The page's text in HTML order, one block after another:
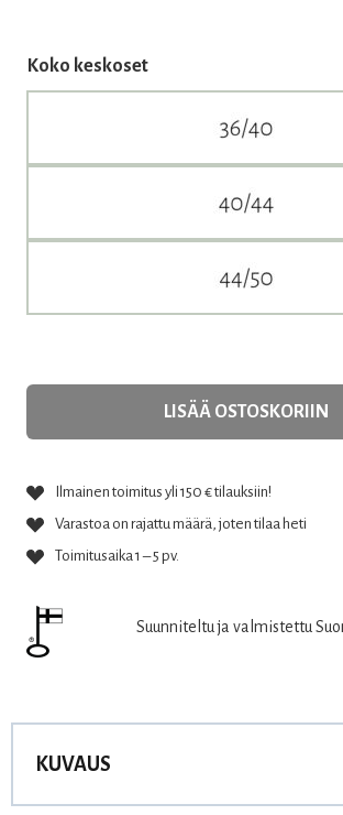
Koko keskoset
LISÄÄ OSTOSKORIIN
Ilmainen toimitus yli 150 € tilauksiin!
Varastoa on rajattu määrä, joten tilaa heti
Toimitusaika 1 – 5 pv.
Suunniteltu ja valmistettu
KUVAUS